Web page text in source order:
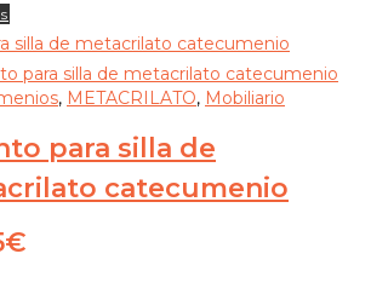
, METACRILATO, Mobiliario
para silla de
catecumenio
€